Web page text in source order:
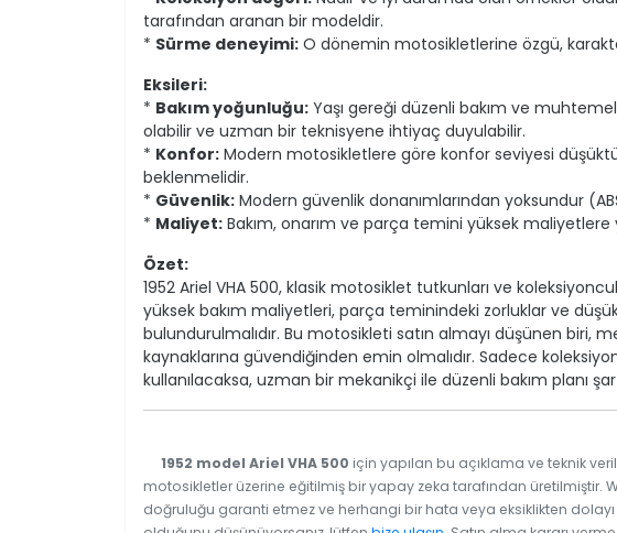
tarafından aranan bir modeldir.
* Sürme deneyimi: O dönemin motosikletlerine özgü,
Eksileri:
* Bakım yoğunluğu: Yaşı gereği düzenli bakım ve
olabilir ve uzman bir teknisyene ihtiyaç duyulabilir.
* Konfor: Modern motosikletlere göre konfor seviyesi
beklenmelidir.
* Güvenlik: Modern güvenlik donanımlarından yoksundur
* Maliyet: Bakım, onarım ve parça temini yüksek maliyetlere
Özet:
1952 Ariel VHA 500, klasik motosiklet tutkunları ve
yüksek bakım maliyetleri, parça teminindeki zorluklar ve
bulundurulmalıdır. Bu motosikleti satın almayı düşünen biri,
kaynaklarına güvendiğinden emin olmalıdır. Sadece
kullanılacaksa, uzman bir mekanikçi ile düzenli bakım planı
1952 model Ariel VHA 500 için yapılan bu açıklama ve teknik
motosikletler üzerine eğitilmiş bir yapay zeka tarafından üretilmiştir.
doğruluğu garanti etmez ve herhangi bir hata veya eksiklikten dolayı